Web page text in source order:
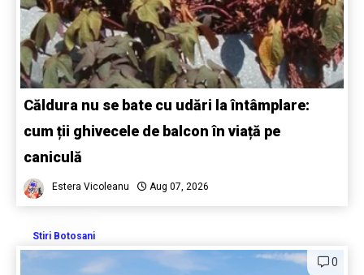
Căldura nu se bate cu udări la întâmplare:
cum ții ghivecele de balcon în viață pe
caniculă
Estera Vicoleanu Aug 07, 2026
Stiri Botosani
0